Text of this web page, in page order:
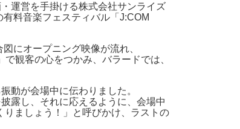
運営を手掛ける株式会社サンライズ
料音楽フェスティバル「J:COM
にオープニング映像が流れ、
観客の心をつかみ、バラードでは、
動が会場中に伝わりました。
露し、それに応えるように、会場中
ましょう！」と呼びかけ、ラストの